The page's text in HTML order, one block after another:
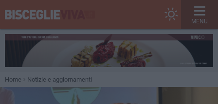
MENU
Home Notizie e aggiornamenti